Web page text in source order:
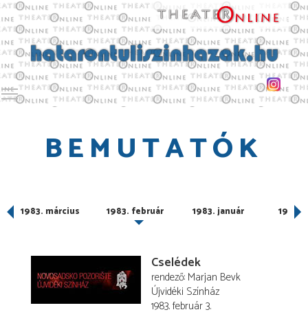
Toggle main menu visibility
BEMUTATÓK
1983. március 1983. február 1983. január 1982.
Cselédek
rendező Marjan Bevk
Újvidéki Színház
1983. február 3.